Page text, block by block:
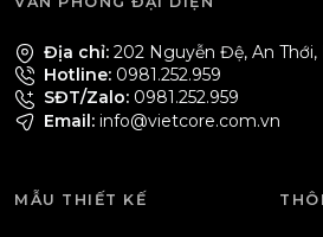
Địa chỉ: 202 Nguyễn Đệ, An Thới,
Hotline: 0981.252.959
SĐT/Zalo: 0981.252.959
Email: info@vietcore.com.vn
MẪU THIẾT KẾ